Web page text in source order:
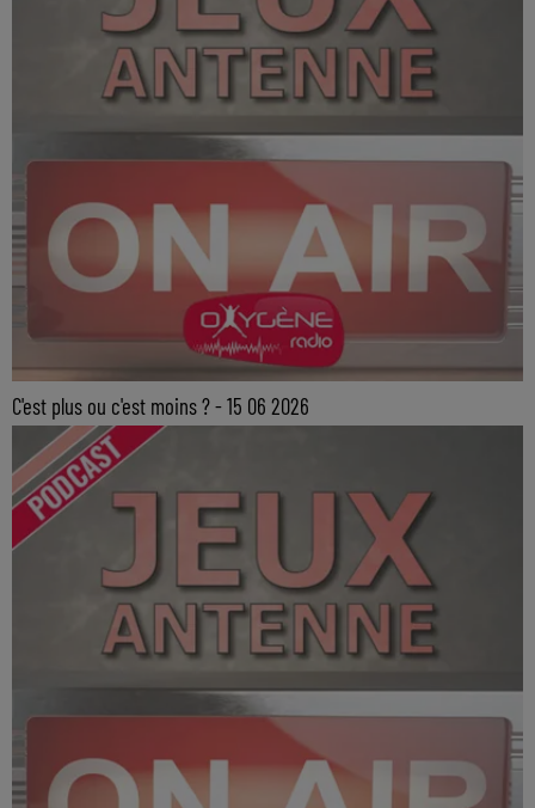
C'est plus ou c'est moins ? - 15 06 2026